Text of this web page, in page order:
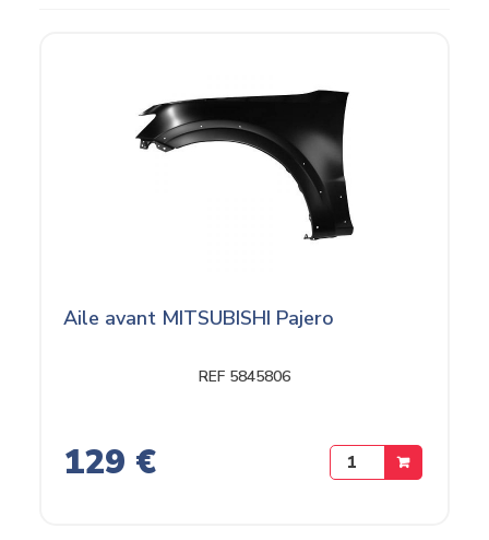
Aile avant MITSUBISHI Pajero
REF 5845806
129 €